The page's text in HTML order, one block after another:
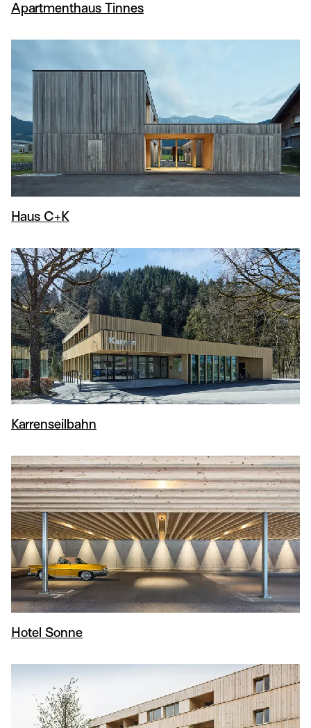
Apartmenthaus Tinnes
Haus C+K
Karrenseilbahn
Hotel Sonne